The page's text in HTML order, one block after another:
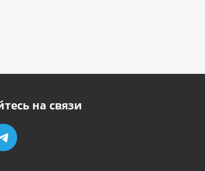
на связи